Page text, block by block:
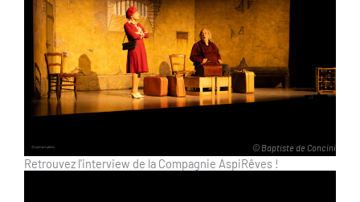
© Baptiste de Concini
Retrouvez l'interview de la Compagnie AspiRêves !